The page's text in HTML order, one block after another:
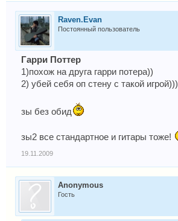
Raven.Evan
Постоянный пользователь
Гарри Поттер
1)похож на друга гарри потера))
2) убей себя оп стену с такой игрой)))
зы без обид
зы2 все стандартное и гитары тоже!
19.11.2009
Anonymous
Гость